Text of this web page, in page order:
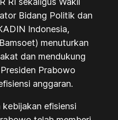
Bidang Politik dan
Indonesia,
menuturkan
dan mendukung
Prabowo
anggaran.
kebijakan efisiensi